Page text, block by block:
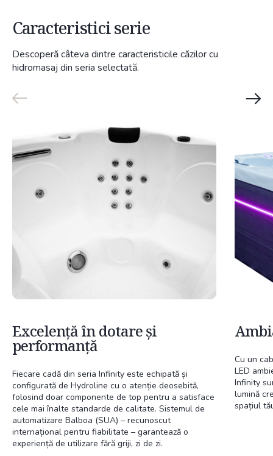
Caracteristici serie
Descoperă câteva dintre caracteristicile căzilor cu
hidromasaj din seria selectată.
Excelență în dotare și
performanță
Fiecare cadă din seria Infinity este echipată și
configurată de Hydroline cu o atenție deosebită,
folosind doar componente de top pentru a satisface
cele mai înalte standarde de calitate. Sistemul de
automatizare Balboa (SUA) – recunoscut
internațional pentru fiabilitate – garantează o
experiență de utilizare fără griji, zi de zi.
Cu un
LED
Infinity
lumină
spațiul